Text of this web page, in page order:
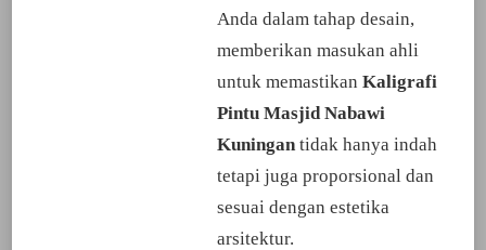
Anda dalam tahap desain,
memberikan masukan ahli
untuk memastikan Kaligrafi
Pintu Masjid Nabawi
Kuningan tidak hanya indah
tetapi juga proporsional dan
sesuai dengan estetika
arsitektur.